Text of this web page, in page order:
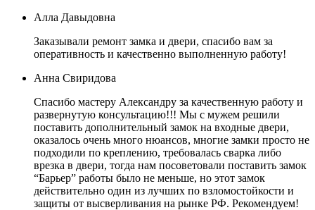
Алла Давыдовна
Заказывали ремонт замка и двери, спасибо вам за
оперативность и качественно выполненную работу!
Анна Свиридова
Спасибо мастеру Александру за качественную работу и
развернутую консультацию!!! Мы с мужем решили
поставить дополнительный замок на входные двери,
оказалось очень много нюансов, многие замки просто не
подходили по креплению, требовалась сварка либо
врезка в двери, тогда нам посоветовали поставить замок
“Барьер” работы было не меньше, но этот замок
действительно один из лучших по взломостойкости и
защиты от высверливания на рынке РФ. Рекомендуем!